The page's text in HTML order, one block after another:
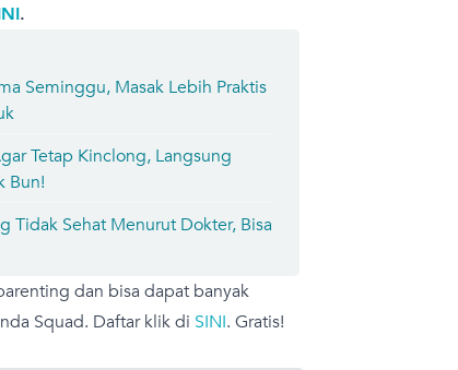
.
Seminggu, Masak Lebih Praktis
Tetap Kinclong, Langsung
Bun!
Tidak Sehat Menurut Dokter, Bisa
dan bisa dapat banyak
Squad. Daftar klik di SINI. Gratis!